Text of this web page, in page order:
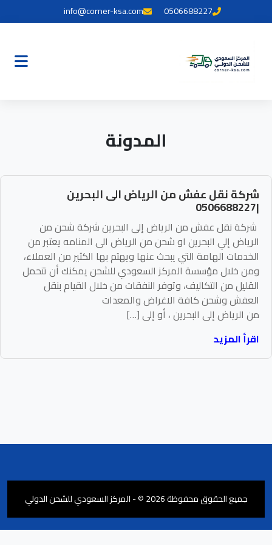
0506688227
info@corner-ksa.com
المدونة
شركة نقل عفش من الرياض الى البحرين
|0506688227
شركة نقل عفش من الرياض إلى البحرين شركة شحن من
الرياض إلي البحرين او شحن من الرياض الى المنامه يعتبر من
الخدمات الهامة التي يبحث عنها ويهتم بها الكثير من العملاء،
ومن خلال مؤسسة المركز السعودي للشحن يمكنك أن تتحمل
القليل من التكاليف، وتوفر النفقات من خلال القيام بنقل
العفش وشحن كافة الاغراض والمعدات
من الرياض إلى البحرين ، أو إلى […]
اقرأ المزيد
جميع الحقوق محفوظة 2026 © - المركز السعودي للشحن الدولي